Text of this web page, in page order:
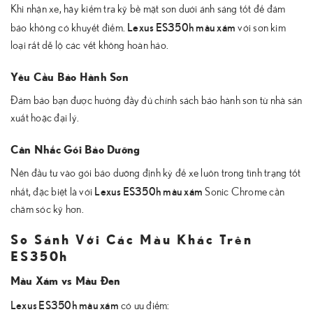
Khi nhận xe, hãy kiểm tra kỹ bề mặt sơn dưới ánh sáng tốt để đảm
bảo không có khuyết điểm. Lexus ES350h màu xám với sơn kim
loại rất dễ lộ các vết không hoàn hảo.
Yêu Cầu Bảo Hành Sơn
Đảm bảo bạn được hưởng đầy đủ chính sách bảo hành sơn từ nhà sản
xuất hoặc đại lý.
Cân Nhắc Gói Bảo Dưỡng
Nên đầu tư vào gói bảo dưỡng định kỳ để xe luôn trong tình trạng tốt
nhất, đặc biệt là với Lexus ES350h màu xám Sonic Chrome cần
chăm sóc kỹ hơn.
So Sánh Với Các Màu Khác Trên
ES350h
Màu Xám vs Màu Đen
Lexus ES350h màu xám có ưu điểm: